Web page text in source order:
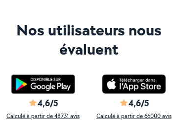
Nos utilisateurs nous
évaluent
4,6/5
Calculé à partir de 48731 avis
4,6/5
Calculé à partir de 66000 avis